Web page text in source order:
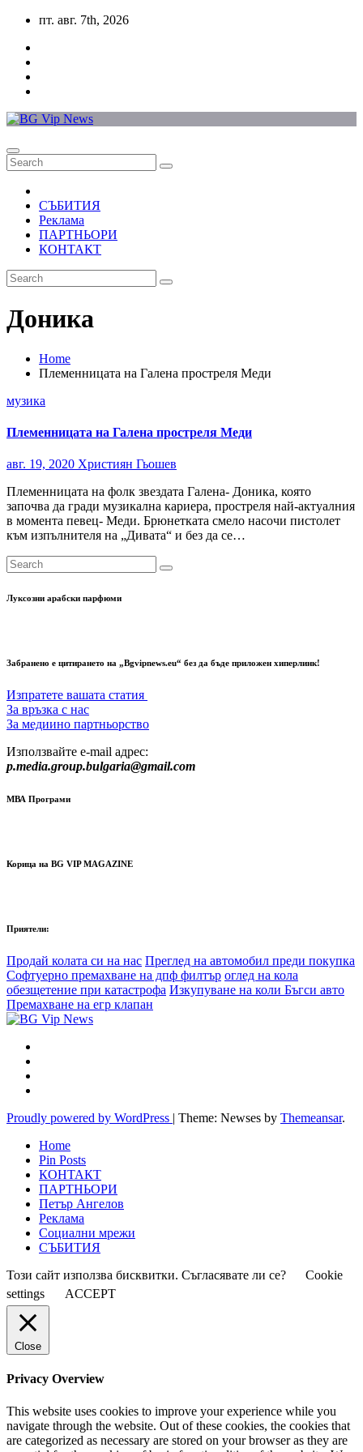
Skip
content
пт. авг. 7th, 2026
СЪБИТИЯ
Реклама
ПАРТНЬОРИ
КОНТАКТ
Доника
Home
Племенницата на Галена простреля Меди
музика
Племенницата на Галена простреля Меди
авг. 19, 2020 Християн Гьошев
Племенницата на фолк звездата Галена- Доника, която
започва да гради музикална кариера, простреля най-актуалния
в момента певец- Меди. Брюнетката смело насочи пистолет
към изпълнителя на „Дивата“ и без да се…
Луксозни арабски парфюми
Забранено е цитирането на „Bgvipnews.eu“ без да бъде приложен хиперлинк!
Изпратете вашата статия
За връзка с нас
За медиино партньорство
Използвайте e-mail адрес:
p.media.group.bulgaria@gmail.com
МВА Програми
Корица на BG VIP MAGAZINE
Приятели:
Продай колата си на нас Преглед на автомобил преди покупка
Софтуерно премахване на дпф филтър оглед на кола
обезщетение при катастрофа Изкупуване на коли Бъгси авто
Премахване на егр клапан
Proudly powered by WordPress | Theme: Newses by Themeansar.
Home
Pin Posts
КОНТАКТ
ПАРТНЬОРИ
Петър Ангелов
Реклама
Социални мрежи
СЪБИТИЯ
Този сайт използва бисквитки. Съгласявате ли се?
Cookie
settings
ACCEPT
Close
Privacy Overview
This website uses cookies to improve your experience while you
navigate through the website. Out of these cookies, the cookies that
are categorized as necessary are stored on your browser as they are